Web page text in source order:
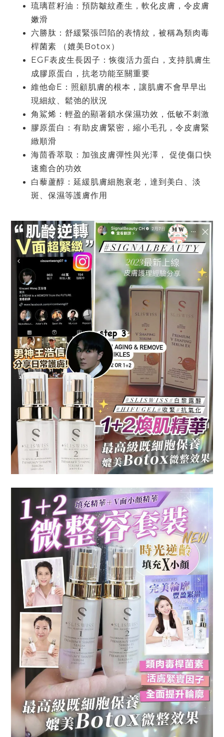
琉璃苣籽油：預防皺紋產⽣，軟化⽪膚，令⽪膚
嫩滑
六勝肽：舒緩緊張凹陷的表情紋，被稱為類⾁毒
桿菌素 （媲美Botox）
EGF表⽪⽣長因⼦：恢復活⼒蛋⽩，⽀持肌膚⽣
成膠原蛋⽩，抗老功能⾄關重要
維他命E：照顧肌膚的根本，讓肌膚不會早早出
現細紋、鬆弛的狀況
⾓鯊烯：輕盈的顯著鎖⽔保濕功效，低敏不刺激
膠原蛋⽩：有助⽪膚緊密，縮⼩⽑孔，令⽪膚緊
緻順滑
海茴香萃取：加強⽪膚彈性與光澤， 促使傷⼝快
速癒合的功效
⽩藜蘆醇：延緩肌膚細胞衰老，達到美⽩、淡
斑、保濕等護膚作⽤